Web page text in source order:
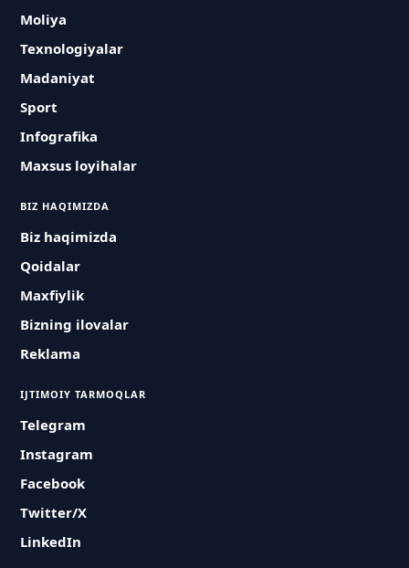
Moliya
Texnologiyalar
Madaniyat
Sport
Infografika
Maxsus loyihalar
BIZ HAQIMIZDA
Biz haqimizda
Qoidalar
Maxfiylik
Bizning ilovalar
Reklama
IJTIMOIY TARMOQLAR
Telegram
Instagram
Facebook
Twitter/X
LinkedIn